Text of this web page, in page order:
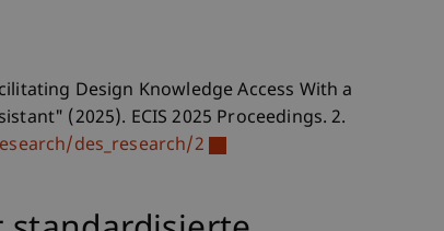
Design Knowledge Access With a
(2025). ECIS 2025 Proceedings. 2.
des_research/2